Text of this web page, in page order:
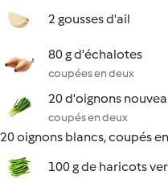
2 gousses d'ail
80 g d'échalotes
coupées en deux
20 d'oignons
coupés en deux
20 oignons blancs, coupés
100 g de haricots